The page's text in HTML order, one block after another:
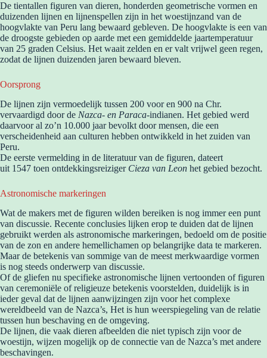
De tientallen figuren van dieren, honderden geometrische vormen en
duizenden lijnen en lijnenspellen zijn in het woestijnzand van de
hoogvlakte van Peru lang bewaard gebleven. De hoogvlakte is een van
de droogste gebieden op aarde met een gemiddelde jaartemperatuur
van 25 graden Celsius. Het waait zelden en er valt vrijwel geen regen,
zodat de lijnen duizenden jaren bewaard bleven.
Oorsprong
De lijnen zijn vermoedelijk tussen 200 voor en 900 na Chr.
vervaardigd door de Nazca- en Paraca-indianen. Het gebied werd
daarvoor al zo’n 10.000 jaar bevolkt door mensen, die een
verscheidenheid aan culturen hebben ontwikkeld in het zuiden van
Peru.
De eerste vermelding in de literatuur van de figuren, dateert
uit 1547 toen ontdekkingsreiziger Cieza van Leon het gebied bezocht.
Astronomische markeringen
Wat de makers met de figuren wilden bereiken is nog immer een punt
van discussie. Recente conclusies lijken erop te duiden dat de lijnen
gebruikt werden als astronomische markeringen, bedoeld om de positie
van de zon en andere hemellichamen op belangrijke data te markeren.
Maar de betekenis van sommige van de meest merkwaardige vormen
is nog steeds onderwerp van discussie.
Of de gliefen nu specifieke astronomische lijnen vertoonden of figuren
van ceremoniële of religieuze betekenis voorstelden, duidelijk is in
ieder geval dat de lijnen aanwijzingen zijn voor het complexe
wereldbeeld van de Nazca’s, Het is hun weerspiegeling van de relatie
tussen hun beschaving en de omgeving.
De lijnen, die vaak dieren afbeelden die niet typisch zijn voor de
woestijn, wijzen mogelijk op de connectie van de Nazca’s met andere
beschavingen.